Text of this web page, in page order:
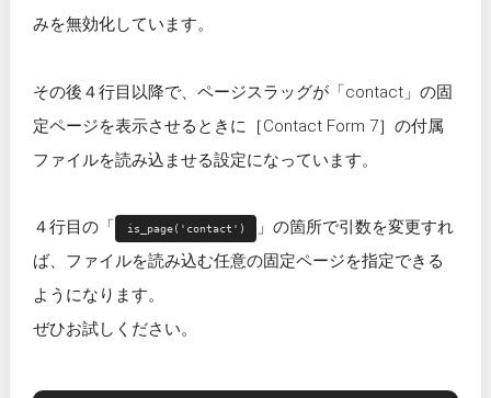
みを無効化しています。
その後４行目以降で、ページスラッグが「contact」の固
定ページを表示させるときに［Contact Form 7］の付属
ファイルを読み込ませる設定になっています。
４行目の「 is_page('contact')
」の箇所で引数を変更すれ
ば、ファイルを読み込む任意の固定ページを指定できる
ようになります。
ぜひお試しください。